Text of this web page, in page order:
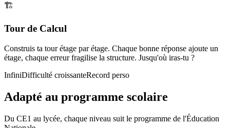
🏗️
Tour de Calcul
Construis ta tour étage par étage. Chaque bonne réponse ajoute un
étage, chaque erreur fragilise la structure. Jusqu'où iras-tu ?
InfiniDifficulté croissanteRecord perso
Adapté au programme scolaire
Du CE1 au lycée, chaque niveau suit le programme de l'Éducation